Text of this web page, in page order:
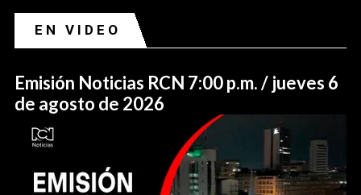
EN VIDEO
Emisión Noticias RCN 7:00 p.m. / jueves 6
de agosto de 2026